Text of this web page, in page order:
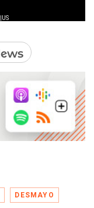
DESMAYO